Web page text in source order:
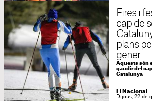
Fires i
cap de
plans
gener
Aquests són
gaudir del
Catalunya
El Nacional
Dijous, 22 de